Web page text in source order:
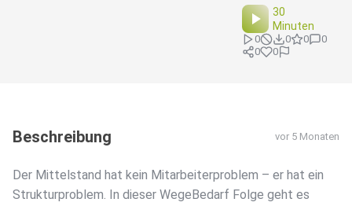
30
Minuten
0 0 0
0
0
0
Beschreibung vor 5 Monaten
Der Mittelstand hat kein Mitarbeiterproblem – er hat ein
Strukturproblem. In dieser WegeBedarf Folge geht es